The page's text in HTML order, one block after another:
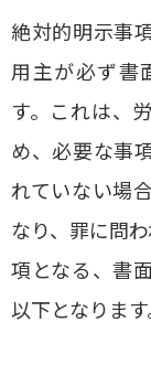
絶対的明示事
用主が必ず書
す。これは、
め、必要な事
れていない場
なり、罪に問
項となる、書
以下となります